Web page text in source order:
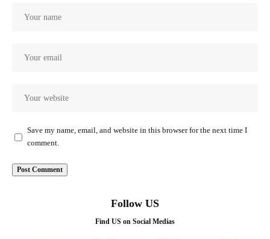
Save my name, email, and website in this browser for the next time I
comment.
Follow US
Find US on Social Medias